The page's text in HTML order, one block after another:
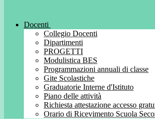
Docenti
Collegio Docenti
Dipartimenti
PROGETTI
Modulistica BES
Programmazioni annuali di classe
Gite Scolastiche
Graduatorie Interne d'Istituto
Piano delle attività
Richiesta attestazione accesso
Orario di Ricevimento Scuola